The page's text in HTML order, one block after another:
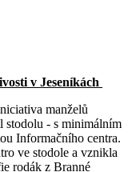
v Jeseníkách
manželů
stodolu - s minimálním
Informačního centra.
ve stodole a vznikla
rodák z Branné